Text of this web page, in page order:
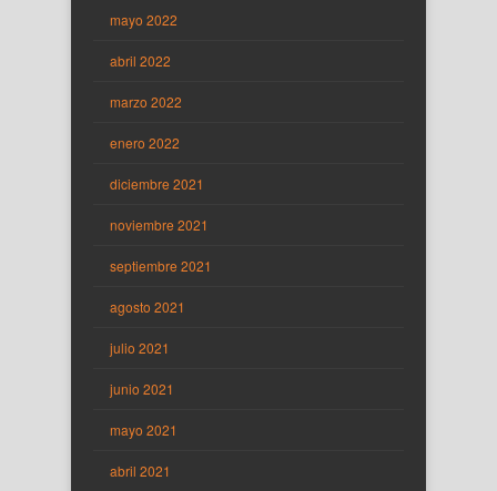
mayo 2022
abril 2022
marzo 2022
enero 2022
diciembre 2021
noviembre 2021
septiembre 2021
agosto 2021
julio 2021
junio 2021
mayo 2021
abril 2021